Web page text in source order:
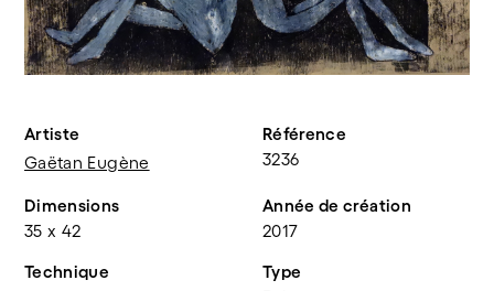
Artiste
Gaëtan Eugène
Référence
3236
Dimensions
35 x 42
Année de création
2017
Technique
Type